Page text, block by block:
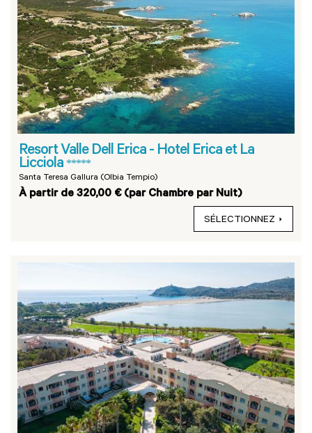
Resort Valle Dell Erica - Hotel Erica et La
Licciola *****
Santa Teresa Gallura (Olbia Tempio)
À partir de 320,00 € (par Chambre par Nuit)
SÉLECTIONNEZ